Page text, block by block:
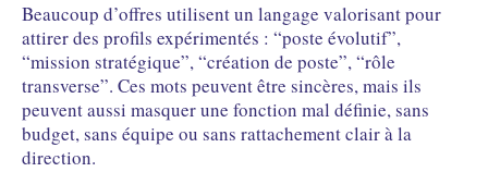
Beaucoup d’offres utilisent un langage valorisant pour
attirer des profils expérimentés : “poste évolutif”,
“mission stratégique”, “création de poste”, “rôle
transverse”. Ces mots peuvent être sincères, mais ils
peuvent aussi masquer une fonction mal définie, sans
budget, sans équipe ou sans rattachement clair à la
direction.